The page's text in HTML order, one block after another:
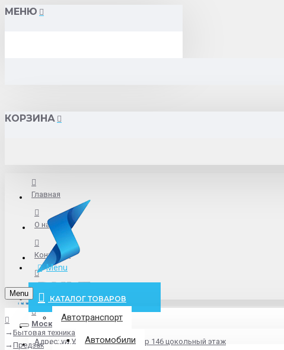
МЕНЮ
КОРЗИНА
Главная
О нас
Контакты
info@pxlt.ru
Москва
Адрес: ул.Угрешская дом 2, стр 146 цокольный этаж
Везде
Menu
КАТАЛОГ ТОВАРОВ
Автотранспорт
Автомобили
Menu
Бытовая техника
Предзаказ из Китая